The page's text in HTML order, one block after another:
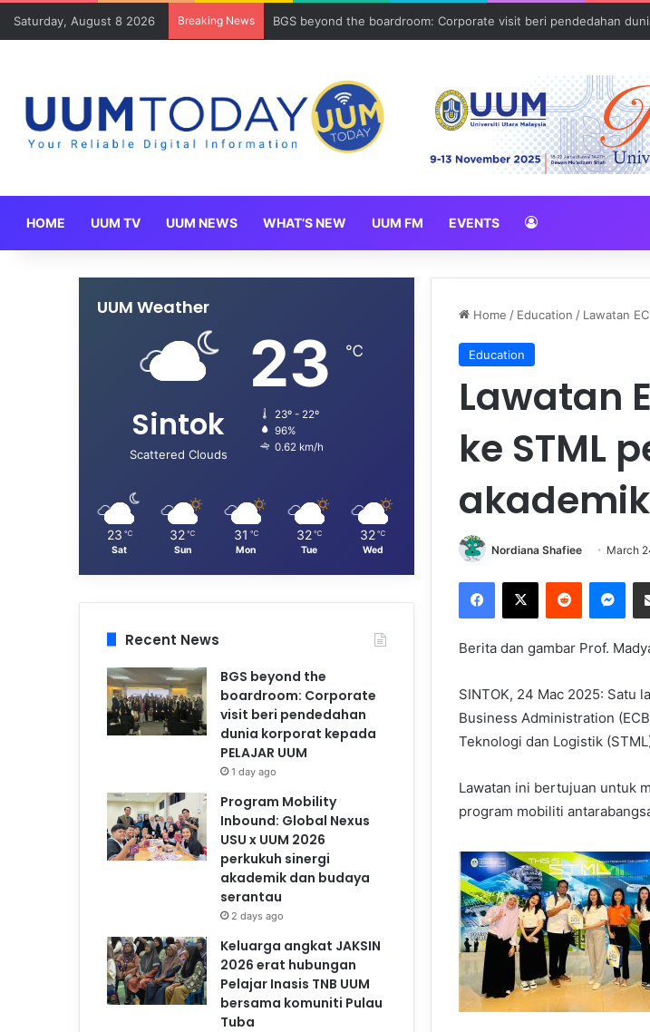
Saturday, August 8 2026 Breaking News BGS beyond the boardroom: Corporate visit beri pendedahan
HOME UUM TV UUM NEWS WHAT’S NEW UUM FM EVENTS
Home / Education / Lawatan
Education
Lawatan
ke STML
Nordiana Shafiee March
Berita dan gambar Prof.
SINTOK, 24 Mac 2025: Satu
Business Administration
Teknologi dan Logistik
Lawatan ini bertujuan untuk
program mobiliti
UUM Weather
Sintok
Scattered Clouds
23 ℃
23º - 22º
96%
0.62 km/h
23 ℃
Sat
32 ℃
Sun
31 ℃
Mon
32 ℃
Tue
32 ℃
Wed
Recent News
BGS beyond the
boardroom: Corporate
visit beri pendedahan
dunia korporat kepada
PELAJAR UUM
1 day ago
Program Mobility
Inbound: Global Nexus
USU x UUM 2026
perkukuh sinergi
akademik dan budaya
serantau
2 days ago
Keluarga angkat JAKSIN
2026 erat hubungan
Pelajar Inasis TNB UUM
bersama komuniti Pulau
Tuba